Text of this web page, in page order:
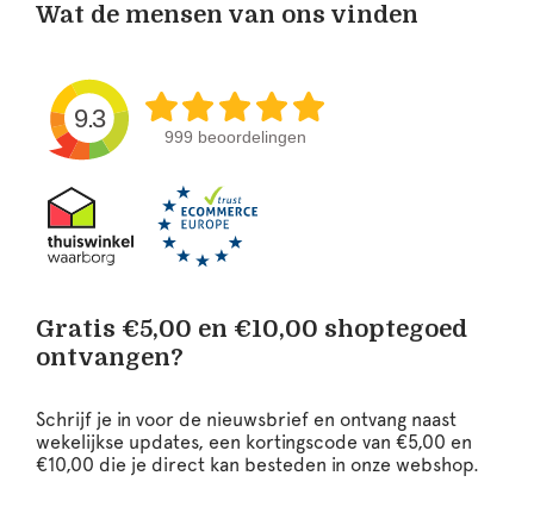
Wat de mensen van ons vinden
9.3
999 beoordelingen
Gratis €5,00 en €10,00 shoptegoed
ontvangen?
Schrijf je in voor de nieuwsbrief en ontvang naast
wekelijkse updates, een kortingscode van €5,00 en
€10,00 die je direct kan besteden in onze webshop.